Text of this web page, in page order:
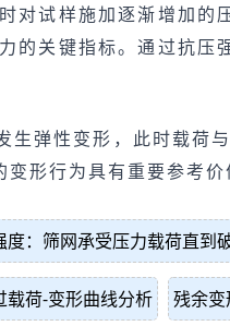
试样施加逐渐增加的
关键指标。通过抗压
弹性变形，此时载荷
形行为具有重要参考价
度：筛网承受压力载荷直到
载荷-变形曲线分析 残余